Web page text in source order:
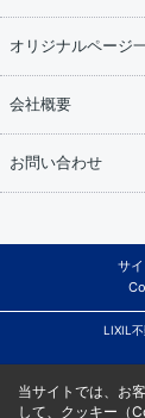
オリジナルページ
会社概要
お問い合わせ
サ
LIXIL不
当サイトでは、お
して、クッキー（